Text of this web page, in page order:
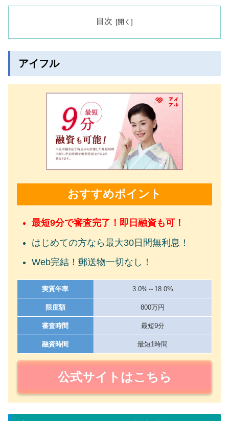
目次
アイフル
おすすめポイント
最短9分で審査完了！即日融資も可！
はじめての方なら最大30日間無利息！
Web完結！郵送物一切なし！
実質年率 3.0%～18.0%
限度額 800万円
審査時間 最短9分
融資時間 最短1時間
公式サイトはこちら